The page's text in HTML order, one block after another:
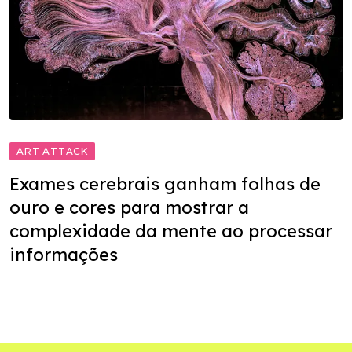
ART ATTACK
Exames cerebrais ganham folhas de
ouro e cores para mostrar a
complexidade da mente ao processar
informações